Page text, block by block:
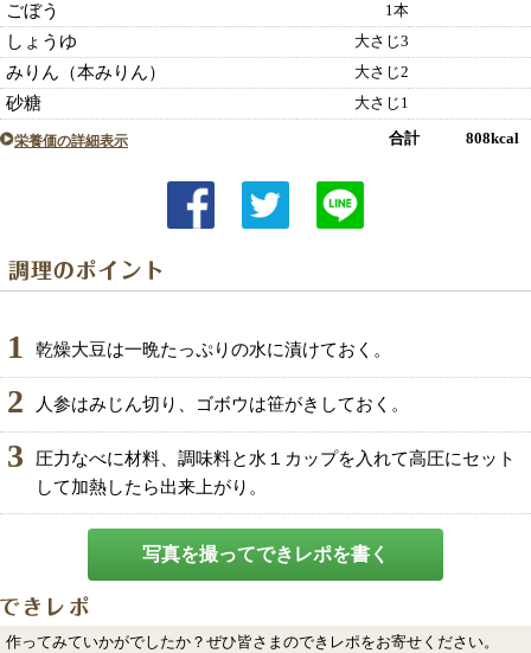
ごぼう 1本
しょうゆ 大さじ3
みりん（本みりん） 大さじ2
砂糖 大さじ1
栄養価の詳細表示 合計 808kcal
1 乾燥大豆は一晩たっぷりの水に漬けておく。
2 人参はみじん切り、ゴボウは笹がきしておく。
3
圧力なべに材料、調味料と水１カップを入れて高圧にセット
して加熱したら出来上がり。
写真を撮ってできレポを書く
作ってみていかがでしたか？ぜひ皆さまのできレポをお寄せください。